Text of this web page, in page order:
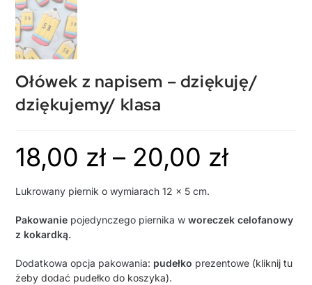
Ołówek z napisem – dziękuję/
dziękujemy/ klasa
18,00 zł – 20,00 zł
Lukrowany piernik o wymiarach 12 x 5 cm.
Pakowanie pojedynczego piernika wworeczek celofanowy
z kokardką.
Dodatkowa opcja pakowania: pudełko prezentowe (kliknij tu
żeby dodać pudełko do koszyka).